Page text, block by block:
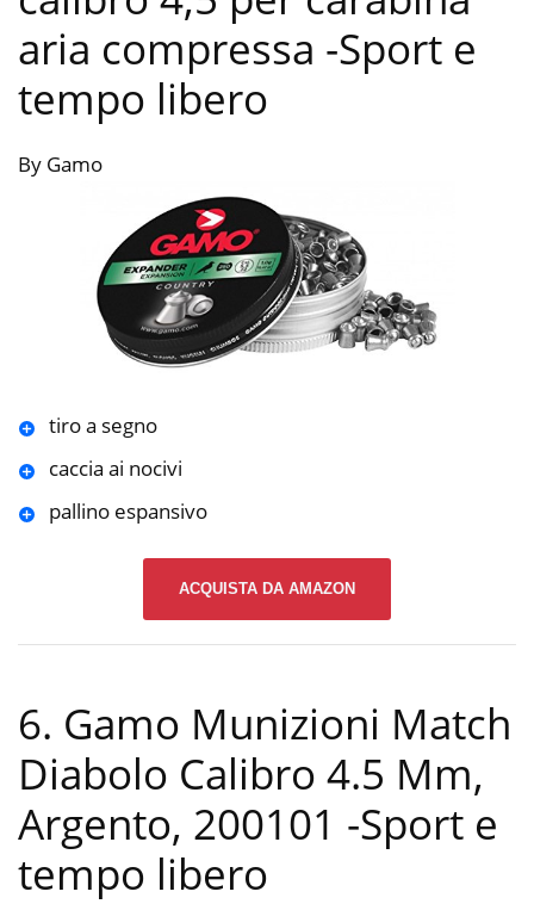
aria compressa -Sport e
tempo libero
By Gamo
tiro a segno
caccia ai nocivi
pallino espansivo
ACQUISTA DA AMAZON
6. Gamo Munizioni Match
Diabolo Calibro 4.5 Mm,
Argento, 200101 -Sport e
tempo libero